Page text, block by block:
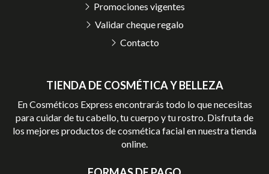
TIENDA DE COSMÉTICA Y BELLEZA
En Cosméticos Express encontrarás todo lo que necesitas
para cuidar de tu cabello, tu cuerpo y tu rostro. Disfruta de
los mejores productos de cosmética facial en nuestra tienda
online.
Promociones vigentes
Validar cheque regalo
Contacto